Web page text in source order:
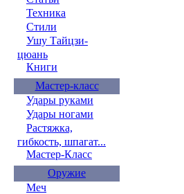
Техника
Стили
Ушу Тайцзи-
цюань
Книги
Мастер-класс
Удары руками
Удары ногами
Растяжка,
гибкость, шпагат...
Мастер-Класс
Оружие
Меч